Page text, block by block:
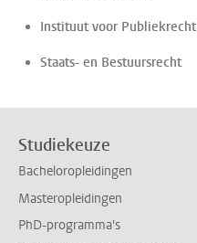
Instituut voor Publiekrecht
Staats- en Bestuursrecht
Studiekeuze
Bacheloropleidingen
Masteropleidingen
PhD-programma's